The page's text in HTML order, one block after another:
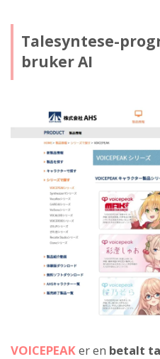
Talesyntese-
bruker AI
VOICEPEAKer en betalt